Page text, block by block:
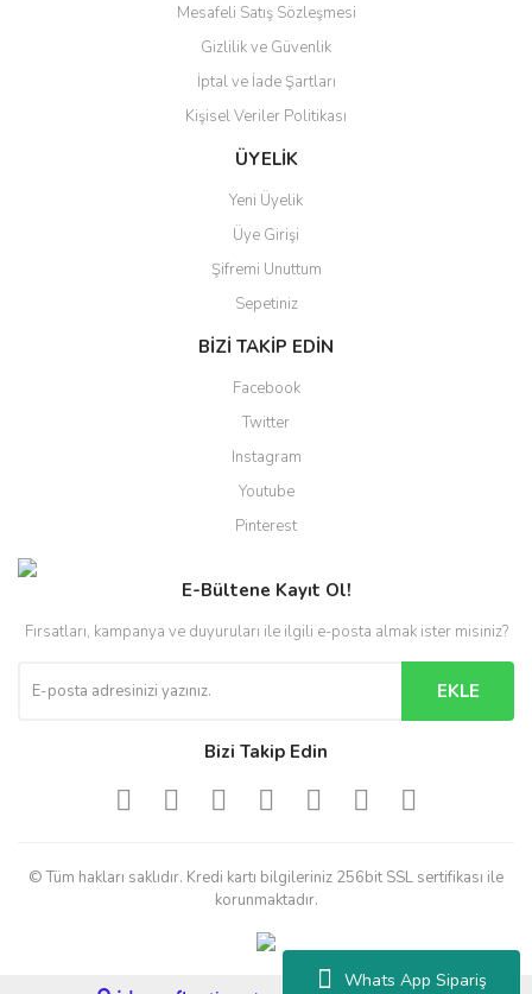
Whats App Sipariş
Mesafeli Satış Sözleşmesi
Gizlilik ve Güvenlik
İptal ve İade Şartları
Kişisel Veriler Politikası
ÜYELİK
Yeni Üyelik
Üye Girişi
Şifremi Unuttum
Sepetiniz
BİZİ TAKİP EDİN
Facebook
Twitter
Instagram
Youtube
Pinterest
E-Bültene Kayıt Ol!
Fırsatları, kampanya ve duyuruları ile ilgili e-posta almak ister misiniz?
EKLE
Bizi Takip Edin
© Tüm hakları saklıdır. Kredi kartı bilgileriniz 256bit SSL sertifikası ile
korunmaktadır.